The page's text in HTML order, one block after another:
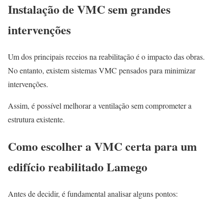
Instalação de VMC sem grandes
intervenções
Um dos principais receios na reabilitação é o impacto das obras.
No entanto, existem sistemas VMC pensados para minimizar
intervenções.
Assim, é possível melhorar a ventilação sem comprometer a
estrutura existente.
Como escolher a VMC certa para um
edifício reabilitado Lamego
Antes de decidir, é fundamental analisar alguns pontos: